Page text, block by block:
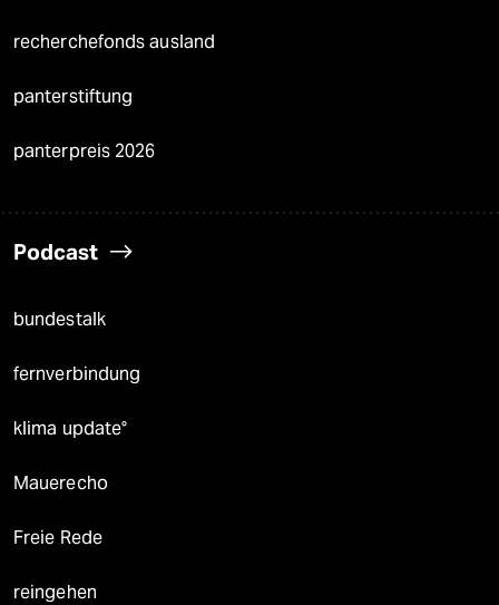
recherchefonds ausland
panterstiftung
panterpreis 2026
Podcast
bundestalk
fernverbindung
klima update°
Mauerecho
Freie Rede
reingehen